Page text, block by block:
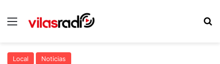
Menú
Local Noticias